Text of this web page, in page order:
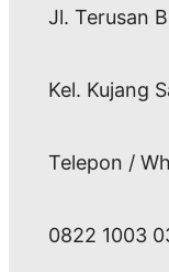
Jl. Terusan
Kel. Kujang
Telepon /
0822 1003